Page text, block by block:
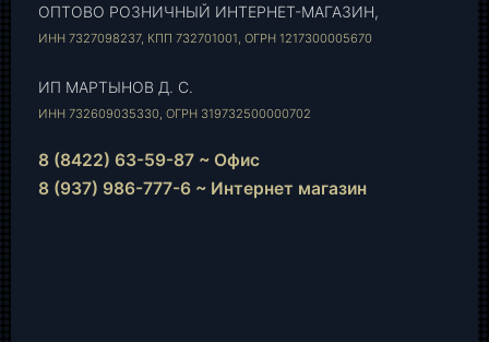
ОПТОВО РОЗНИЧНЫЙ ИНТЕРНЕТ-МАГАЗИН,
ИНН 7327098237, КПП 732701001, ОГРН 1217300005670
ИП МАРТЫНОВ Д. С.
ИНН 732609035330, ОГРН 319732500000702
8 (8422) 63-59-87 ~ Офис
8 (937) 986-777-6 ~ Интернет магазин